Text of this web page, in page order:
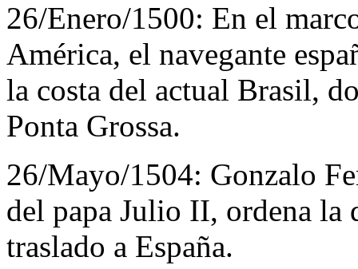
26/Enero/1500: En el
América, el navegante
la costa del actual Brasil,
Ponta Grossa.
26/Mayo/1504: Gonzalo
del papa Julio II, ordena la
traslado a España.